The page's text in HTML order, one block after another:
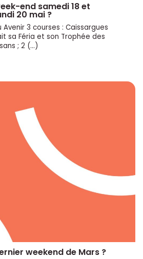
end samedi 18 et
20 mai ?
Avenir 3 courses : Caissargues
sa Féria et son Trophée des
; 2 (…)
weekend de Mars ?